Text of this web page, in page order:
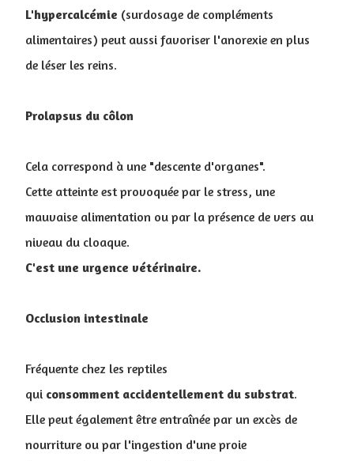
L'hypercalcémie (surdosage de compléments
alimentaires) peut aussi favoriser l'anorexie en plus
de léser les reins.
Prolapsus du côlon
Cela correspond à une "descente d'organes".
Cette atteinte est provoquée par le stress, une
mauvaise alimentation ou par la présence de vers au
niveau du cloaque.
C'est une urgence vétérinaire.
Occlusion intestinale
Fréquente chez les reptiles
qui consomment accidentellement du substrat.
Elle peut également être entraînée par un excès de
nourriture ou par l'ingestion d'une proie